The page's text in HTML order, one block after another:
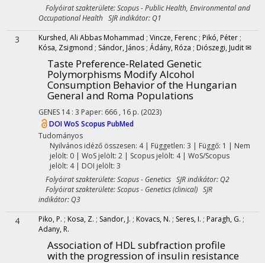
Folyóirat szakterülete: Scopus - Public Health, Environmental and
Occupational Health SJR indikátor: Q1
3 Kurshed, Ali Abbas Mohammad ; Vincze, Ferenc ; Pikó, Péter ;
Kósa, Zsigmond ; Sándor, János ; Ádány, Róza ; Diószegi, Judit ✉
Taste Preference-Related Genetic
Polymorphisms Modify Alcohol
Consumption Behavior of the Hungarian
General and Roma Populations
GENES 14: 3 Paper: 666 , 16 p. (2023)
DOIWoS Scopus PubMed
Tudományos
Nyilvános idéző összesen: 4| Független: 3 | Függő: 1 | Nem
jelölt: 0 | WoS jelölt: 2 | Scopus jelölt: 4 | WoS/Scopus
jelölt: 4 | DOI jelölt: 3
Folyóirat szakterülete: Scopus - Genetics SJR indikátor: Q2
Folyóirat szakterülete: Scopus - Genetics (clinical) SJR
indikátor: Q3
4 Piko, P. ; Kosa, Z. ; Sandor, J. ; Kovacs, N. ; Seres, I. ; Paragh, G. ;
Adany, R.
Association of HDL subfraction profile
with the progression of insulin resistance